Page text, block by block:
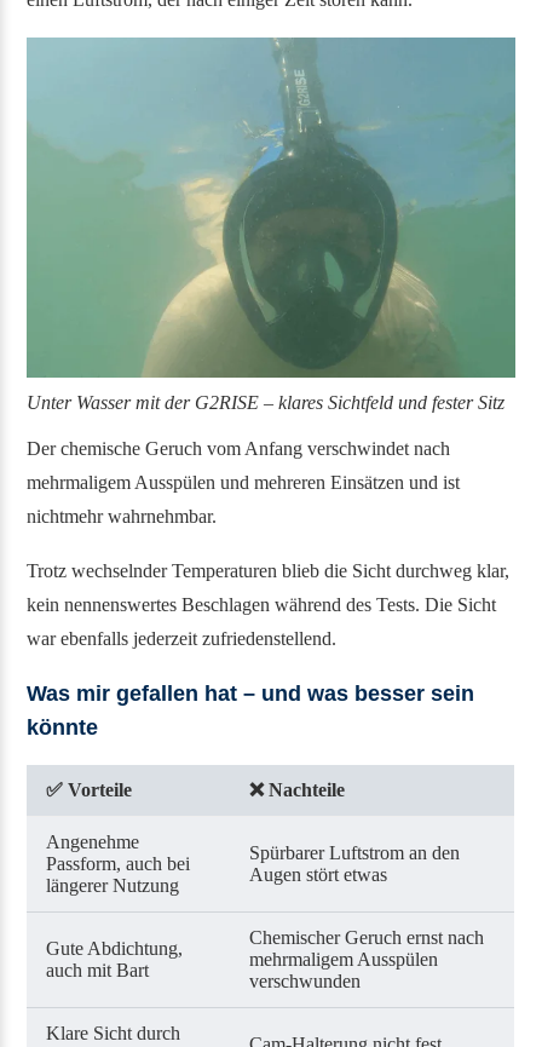
Unter Wasser mit der G2RISE – klares Sichtfeld und fester Sitz
Der chemische Geruch vom Anfang verschwindet nach
mehrmaligem Ausspülen und mehreren Einsätzen und ist
nichtmehr wahrnehmbar.
Trotz wechselnder Temperaturen blieb die Sicht durchweg klar,
kein nennenswertes Beschlagen während des Tests. Die Sicht
war ebenfalls jederzeit zufriedenstellend.
Was mir gefallen hat – und was besser sein
könnte
✅Vorteile ❌Nachteile
Angenehme
Passform, auch bei
längerer Nutzung
Spürbarer Luftstrom an den
Augen stört etwas
Gute Abdichtung,
auch mit Bart
Chemischer Geruch ernst nach
mehrmaligem Ausspülen
verschwunden
Klare Sicht durch